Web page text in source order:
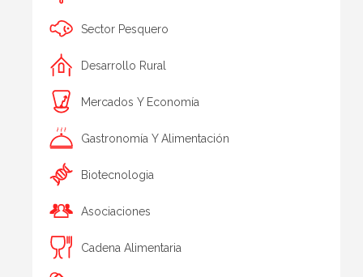
Sector Pesquero
Desarrollo Rural
Mercados Y Economía
Gastronomía Y Alimentación
Biotecnologia
Asociaciones
Cadena Alimentaria